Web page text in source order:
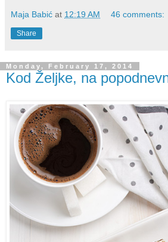
Maja Babić at 12:19 AM 46 comments:
Share
Monday, February 17, 2014
Kod Željke, na